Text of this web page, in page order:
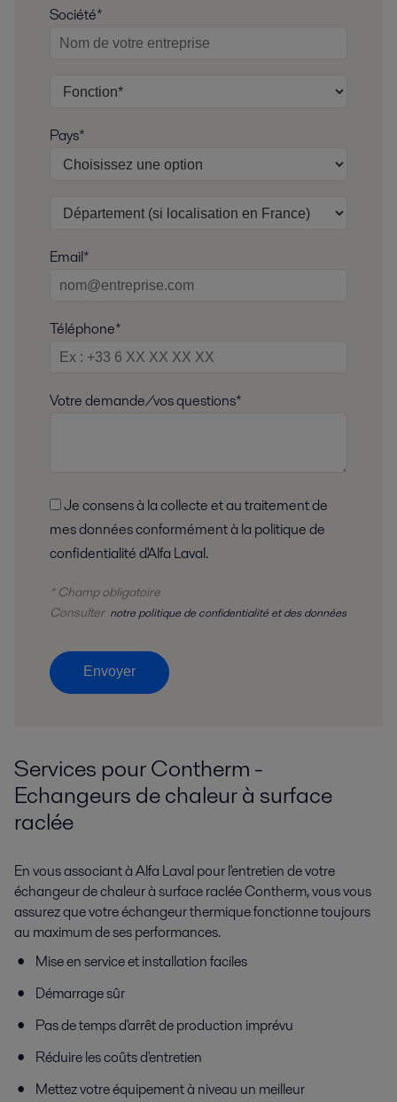
Société*
Pays*
Email*
Téléphone*
Votre demande/vos questions*
mes données conformément à la politique de
confidentialité d'Alfa Laval.
* Champ obligatoire
Consulter notre politique de confidentialité et des données
Envoyer
Services pour Contherm -
Echangeurs de chaleur à surface
raclée
En vous associant à Alfa Laval pour l'entretien de votre
échangeur de chaleur à surface raclée Contherm, vous vous
assurez que votre échangeur thermique fonctionne toujours
au maximum de ses performances.
Mise en service et installation faciles
Démarrage sûr
Pas de temps d'arrêt de production imprévu
Réduire les coûts d'entretien
Mettez votre équipement à niveau un meilleur